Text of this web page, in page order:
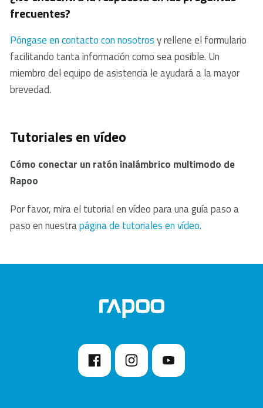
receptor USB, vuelva a conectar el receptor.
4. Compruebe si la batería está instalada
correctamente.
5. En el caso de que la batería esté baja, por favor
intente cambiarla.
7. 7. Por favor, manténgase alejado de paredes u
alcance.
en nuestros productos. En caso de defecto, devuelva
el producto a su distribuidor con una descripción clara
del problema, la prueba de compra y todos los
accesorios. Durante el período de garantía, recibirá un
producto de reemplazo del minorista si está
disponible.
frecuentes?
Póngase en contacto con nosotrosy rellene el formulario
facilitando tanta información como sea posible. Un
miembro del equipo de asistencia le ayudará a la mayor
brevedad.
Tutoriales en vídeo
Cómo conectar un ratón inalámbrico multimodo de
Rapoo
Por favor, mira el tutorial en vídeo para una guía paso a
paso en nuestrapágina de tutoriales en vídeo.